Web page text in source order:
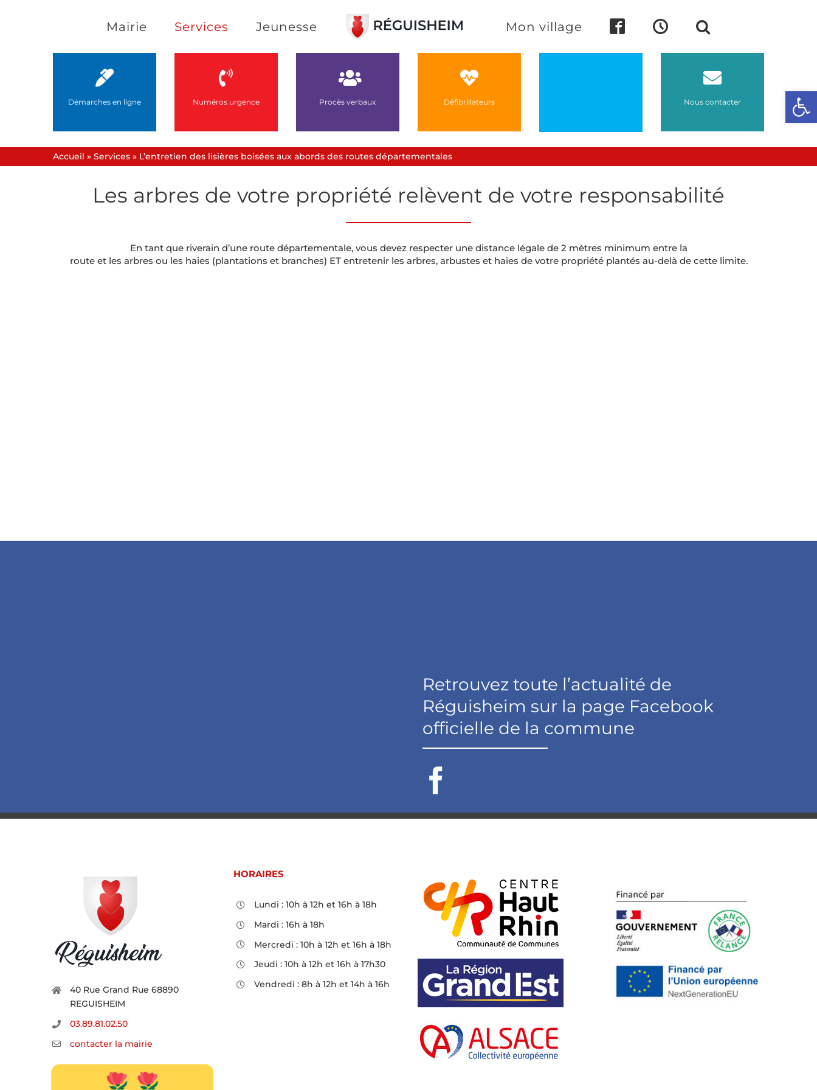
Mairie Services Jeunesse Mon village
Démarches en ligne Numéros urgence Procès verbaux Défibrillateurs Nous contacter
Accueil » Services» L’entretien des lisières boisées aux abords des routes départementales
Les arbres de votre propriété relèvent de votre responsabilité
En tant que riverain d’une route départementale, vous devez respecter une distance légale de 2 mètres minimum entre la
route et les arbres ou les haies (plantations et branches) ET entretenir les arbres, arbustes et haies de votre propriété plantés au-delà de cette limite.
Retrouvez toute l’actualité de
Réguisheim sur la page Facebook
officielle de la commune
40 Rue Grand Rue 68890
REGUISHEIM
03.89.81.02.50
contacter la mairie
HORAIRES
Lundi : 10h à 12h et 16h à 18h
Mardi : 16h à 18h
Mercredi : 10h à 12h et 16h à 18h
Jeudi : 10h à 12h et 16h à 17h30
Vendredi : 8h à 12h et 14h à 16h
Ouvrir